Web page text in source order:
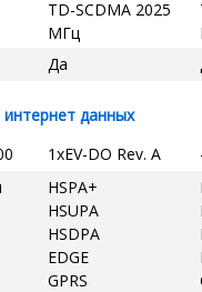
TD-SCDMA 2025
МГц
Да
данных
1xEV-DO Rev. A
HSPA+
HSUPA
HSDPA
EDGE
GPRS